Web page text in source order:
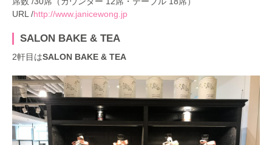
URL /http://www.janicewong.jp
SALON BAKE & TEA
2軒目はSALON BAKE & TEA